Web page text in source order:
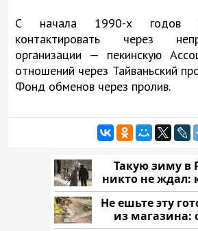
С начала 1990-х годов
контактировать через
организации — пекинскую
отношений через Тайваньский
Фонд обменов через пролив.
Такую зиму в
никто не ждал:
Не ешьте эту
из магазина: